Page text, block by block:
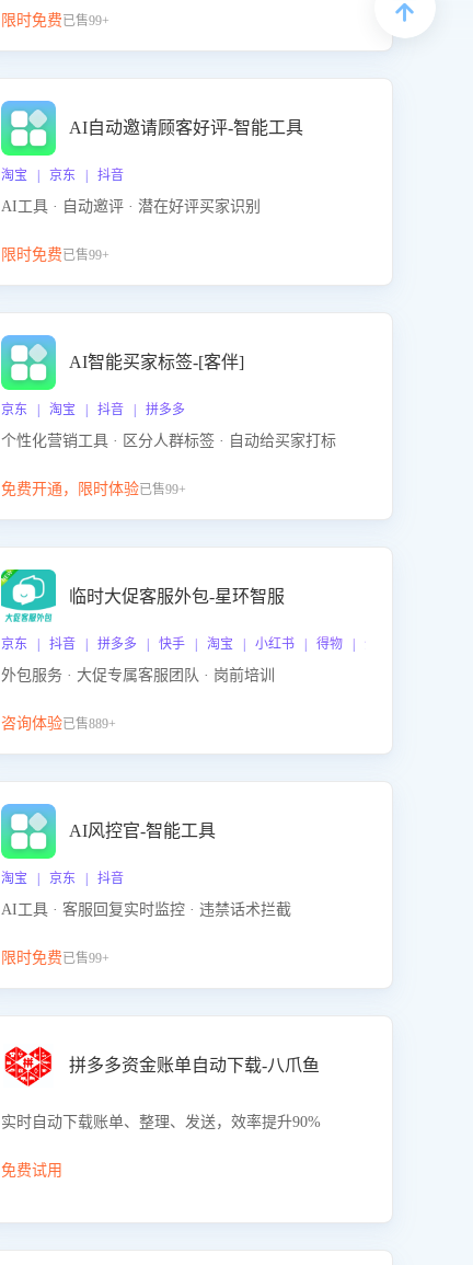
限时免费已售99+
AI自动邀请顾客好评-智能工具
淘宝 | 京东 | 抖音
AI工具 · 自动邀评 · 潜在好评买家识别
限时免费已售99+
AI智能买家标签-[客伴]
京东 | 淘宝 | 抖音 | 拼多多
个性化营销工具 · 区分人群标签 · 自动给买家打标
免费开通，限时体验已售99+
临时大促客服外包-星环智服
京东 | 抖音 | 拼多多 | 快手 | 淘宝 | 小红书 | 得物 | 企业微信
外包服务 · 大促专属客服团队 · 岗前培训
咨询体验已售889+
AI风控官-智能工具
淘宝 | 京东 | 抖音
AI工具 · 客服回复实时监控 · 违禁话术拦截
限时免费已售99+
拼多多资金账单自动下载-八爪鱼
实时自动下载账单、整理、发送，效率提升90%
免费试用